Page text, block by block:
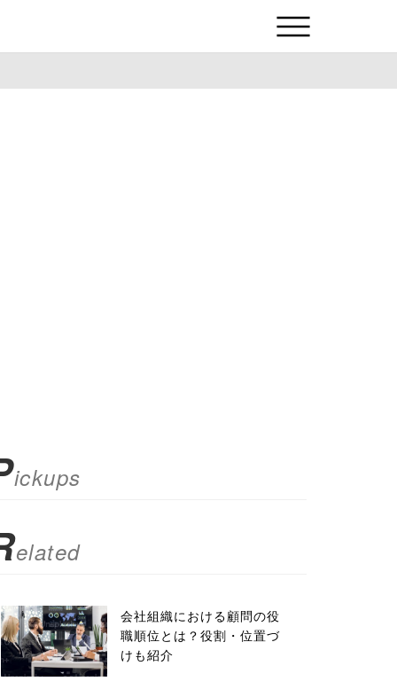
ickups
elated
会社組織における顧問の役
職順位とは？役割・位置づ
けも紹介